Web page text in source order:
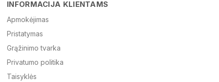
INFORMACIJA KLIENTAMS
Apmokėjimas
Pristatymas
Grąžinimo tvarka
Privatumo politika
Taisyklės